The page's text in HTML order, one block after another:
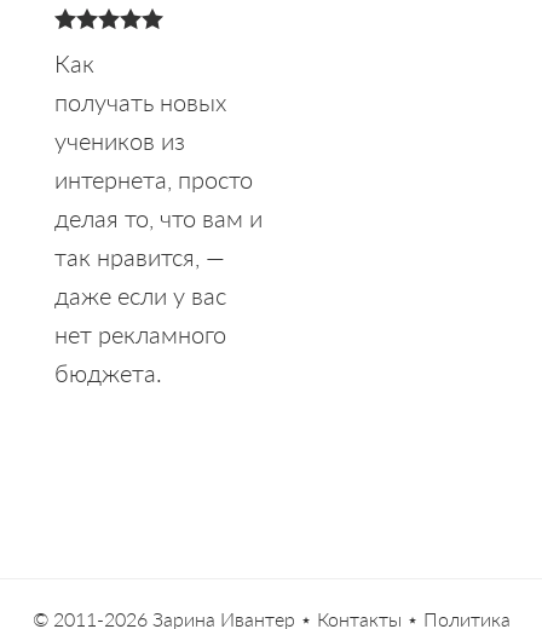
из 5
Как
получать новых
учеников из
интернета, просто
делая то, что вам и
так нравится, —
даже если у вас
нет рекламного
бюджета.
© 2011-2026Зарина Ивантер ⋆ Контакты ⋆ Политика